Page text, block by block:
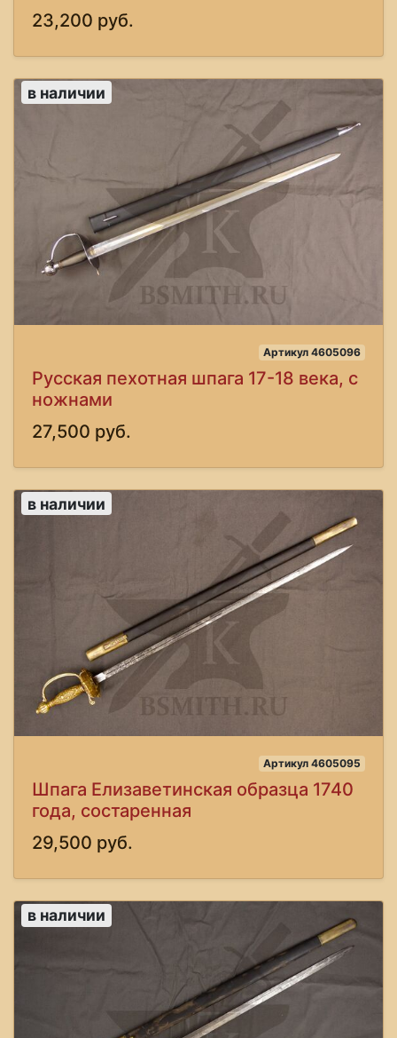
23,200 руб.
в наличии
Артикул 4605096
Русская пехотная шпага 17-18 века, с
ножнами
27,500 руб.
в наличии
Артикул 4605095
Шпага Елизаветинская образца 1740
года, состаренная
29,500 руб.
в наличии